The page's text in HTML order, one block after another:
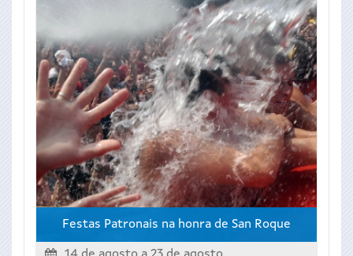
Festas Patronais na honra de San Roque